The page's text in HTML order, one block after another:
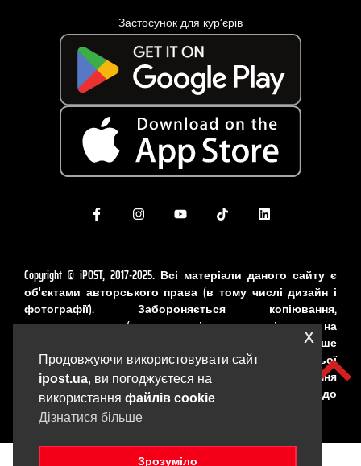
Застосунок для кур’єрів
Copyright © iPOST, 2017-2025. Всі матеріали даного сайту є
об'єктами авторського права (в тому числі дизайн і
фотографії). Забороняється копіювання,
розповсюдження (у тому числі шляхом копіювання на
інші сайти та ресурси в Інтернеті) або будь-яке інше
використання інформації і об'єктів без попередньої
письмової згоди правовласника. Порушення
авторських прав карається відповідно до
законодавства України.
Продовжуючи використовувати сайт
ipost.ua, ви погоджуєтеся на
використання файлів cookie
Дізнатися більше
Зрозуміло
x